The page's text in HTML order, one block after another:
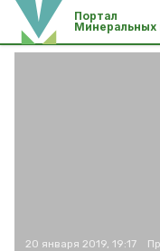
Портал
Минеральных
20 января 2019, 19:17